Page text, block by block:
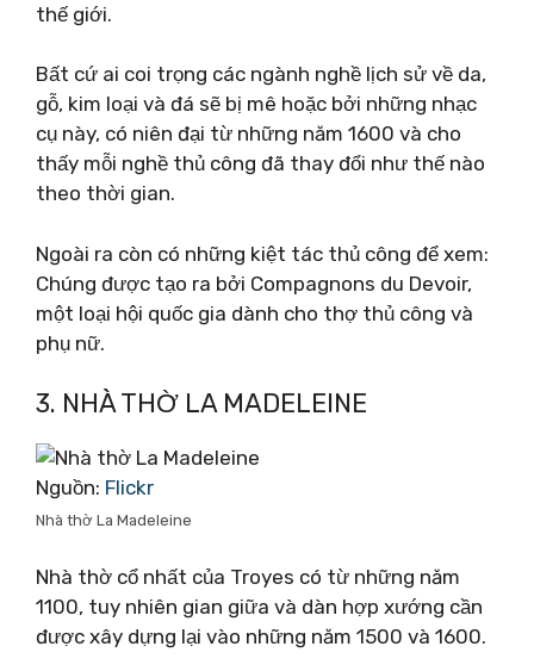
thế giới.
Bất cứ ai coi trọng các ngành nghề lịch sử về da,
gỗ, kim loại và đá sẽ bị mê hoặc bởi những nhạc
cụ này, có niên đại từ những năm 1600 và cho
thấy mỗi nghề thủ công đã thay đổi như thế nào
theo thời gian.
Ngoài ra còn có những kiệt tác thủ công để xem:
Chúng được tạo ra bởi Compagnons du Devoir,
một loại hội quốc gia dành cho thợ thủ công và
phụ nữ.
3. NHÀ THỜ LA MADELEINE
Nguồn: Flickr
Nhà thờ La Madeleine
Nhà thờ cổ nhất của Troyes có từ những năm
1100, tuy nhiên gian giữa và dàn hợp xướng cần
được xây dựng lại vào những năm 1500 và 1600.